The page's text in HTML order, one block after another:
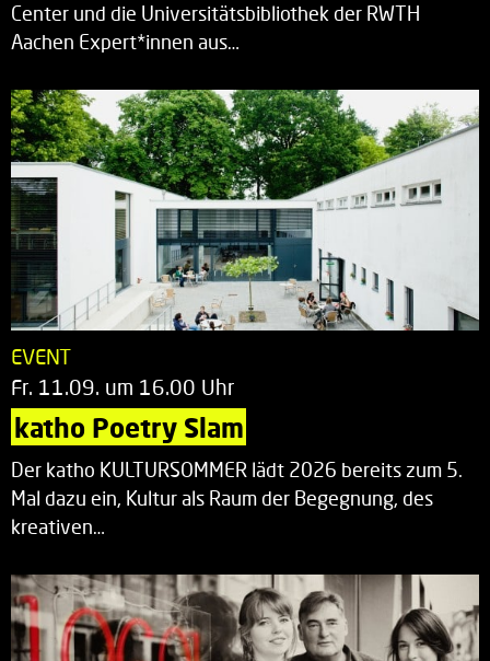
Center und die Universitätsbibliothek der RWTH
Aachen Expert*innen aus…
EVENT
Fr. 11.09. um 16.00 Uhr
katho Poetry Slam
Der katho KULTURSOMMER lädt 2026 bereits zum 5.
Mal dazu ein, Kultur als Raum der Begegnung, des
kreativen…